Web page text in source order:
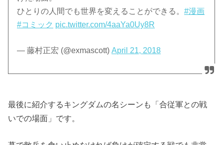
ひとりの人間でも世界を変えることができる。#漫画
#コミック pic.twitter.com/4aaYa0Uy8R
— 藤村正宏 (@exmascott)April 21, 2018
最後に紹介するキングダムの名シーンも「合従軍との戦
いでの場面」です。